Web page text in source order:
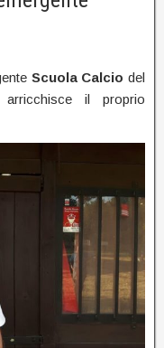
Scuola Calcio del
il proprio